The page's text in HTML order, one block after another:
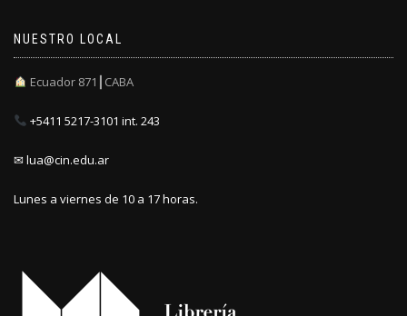
NUESTRO LOCAL
Ecuador 871┃CABA
+5411 5217-3101 int. 243
✉ lua@cin.edu.ar
Lunes a viernes de 10 a 17 horas.